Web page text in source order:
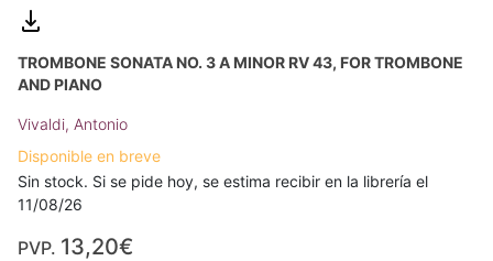
TROMBONE SONATA NO. 3 A MINOR RV 43, FOR TROMBONE
AND PIANO
Vivaldi, Antonio
Disponible en breve
Sin stock. Si se pide hoy, se estima recibir en la librería el
11/08/26
PVP. 13,20€